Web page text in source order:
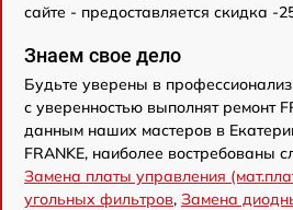
сайте - предоставляется скидка -
Знаем свое дело
Будьте уверены в
с уверенностью выполнят ремонт
данным наших мастеров в
FRANKE, наиболее востребованы
Замена платы управления
угольных фильтров, Замена